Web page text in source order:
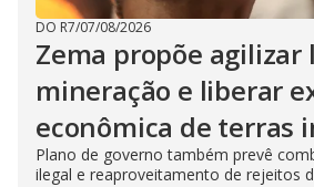
DO R7/07/08/2026
Zema propõe agilizar
mineração e liberar
econômica de terras
Plano de governo também prevê
ilegal e reaproveitamento de rejeitos